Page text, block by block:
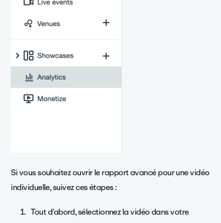
Si vous souhaitez ouvrir le rapport avancé pour une vidéo
individuelle, suivez ces étapes :
Tout d’abord, sélectionnez la vidéo dans votre